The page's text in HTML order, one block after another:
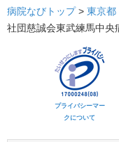
病院なびトップ > 東京都
社団慈誠会東武練馬中央
プライバシーマー
クについて